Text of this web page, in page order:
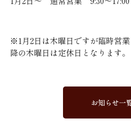
※1月2日は木曜日ですが臨時営
降の木曜日は定休日となります。
お知らせ一